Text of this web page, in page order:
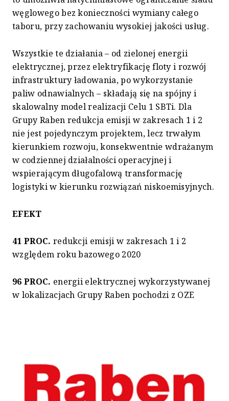
węglowego bez konieczności wymiany całego
taboru, przy zachowaniu wysokiej jakości usług.
Wszystkie te działania – od zielonej energii
elektrycznej, przez elektryfikację floty i rozwój
infrastruktury ładowania, po wykorzystanie
paliw odnawialnych – składają się na spójny i
skalowalny model realizacji Celu 1 SBTi. Dla
Grupy Raben redukcja emisji w zakresach 1 i 2
nie jest pojedynczym projektem, lecz trwałym
kierunkiem rozwoju, konsekwentnie wdrażanym
w codziennej działalności operacyjnej i
wspierającym długofalową transformację
logistyki w kierunku rozwiązań niskoemisyjnych.
EFEKT
41 PROC. redukcji emisji w zakresach 1 i 2
względem roku bazowego 2020
96 PROC. energii elektrycznej wykorzystywanej
w lokalizacjach Grupy Raben pochodzi z OZE